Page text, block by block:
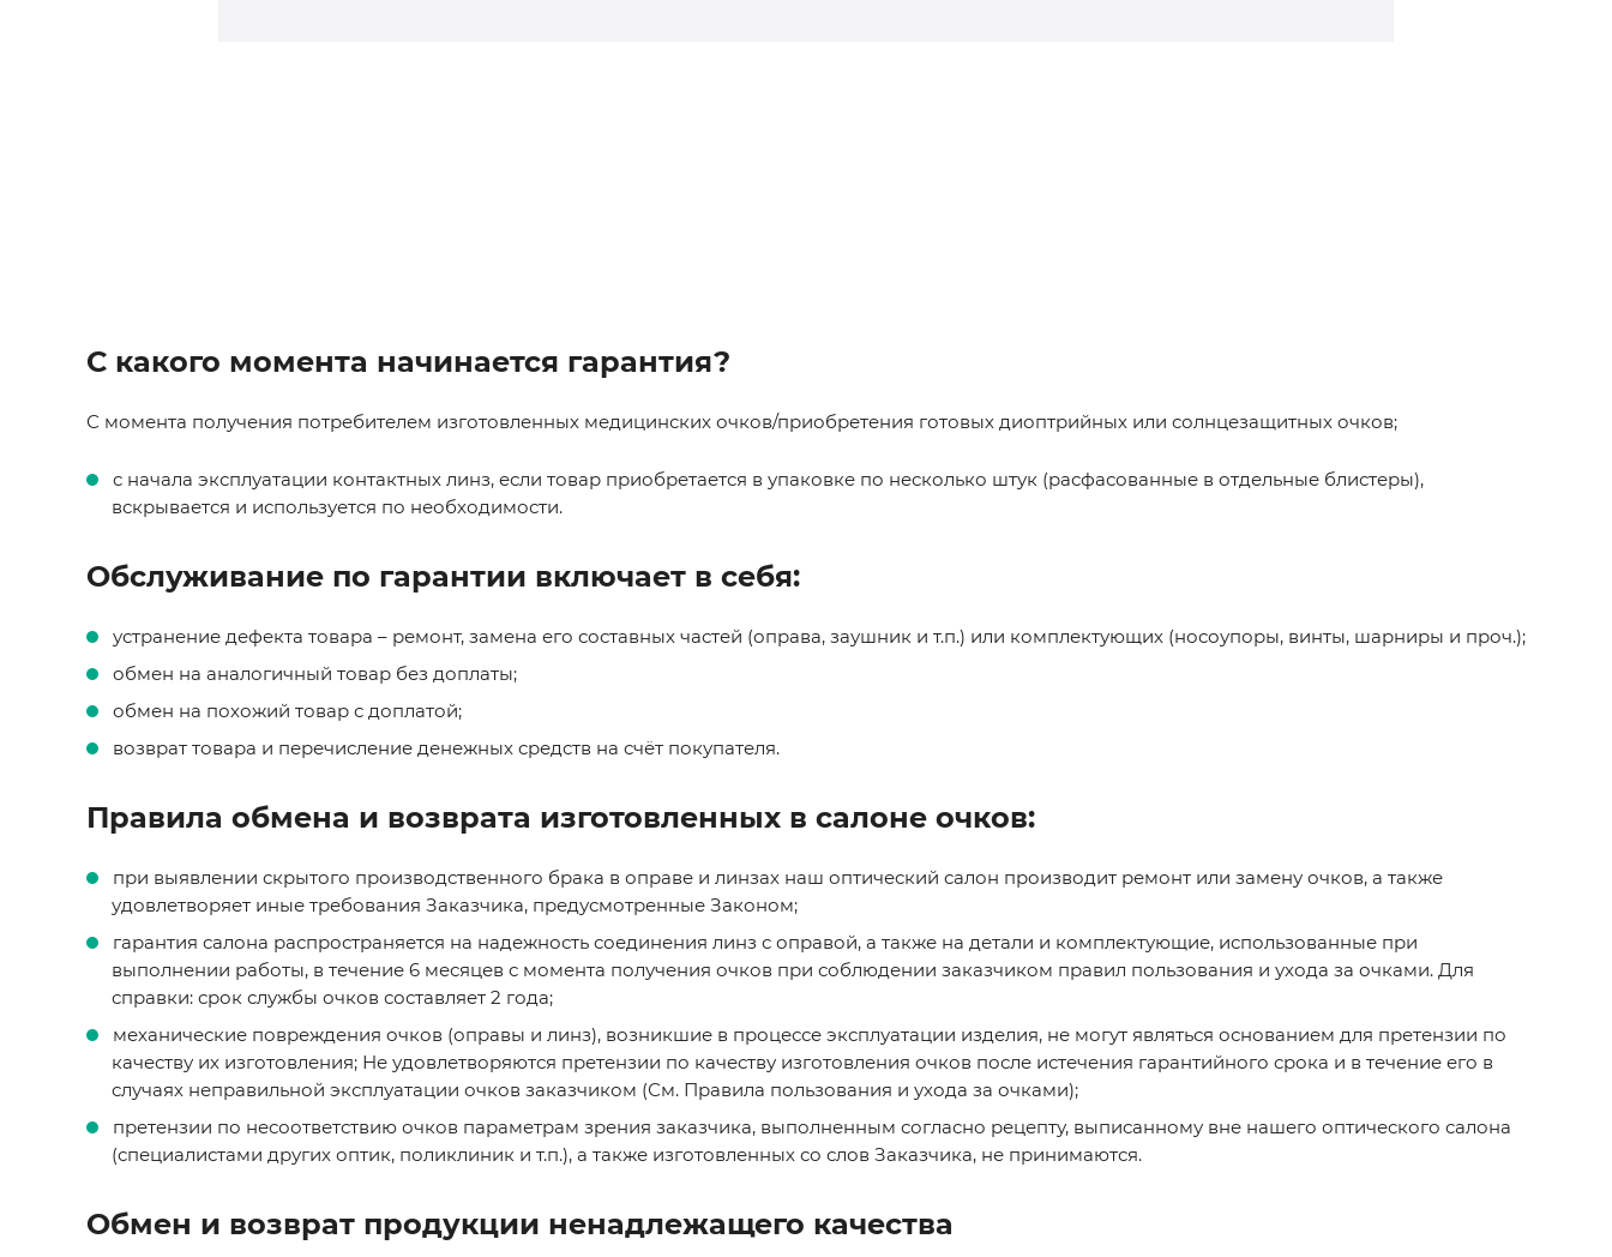
С какого момента начинается гарантия?
С момента получения потребителем изготовленных медицинских очков/приобретения готовых диоптрийных или солнцезащитных очков;
с начала эксплуатации контактных линз, если товар приобретается в упаковке по несколько штук (расфасованные в отдельные блистеры),
вскрывается и используется по необходимости.
Обслуживание по гарантии включает в себя:
устранение дефекта товара – ремонт, замена его составных частей (оправа, заушник и т.п.) или комплектующих (носоупоры, винты, шарниры и проч.);
обмен на аналогичный товар без доплаты;
обмен на похожий товар с доплатой;
возврат товара и перечисление денежных средств на счёт покупателя.
Правила обмена и возврата изготовленных в салоне очков:
при выявлении скрытого производственного брака в оправе и линзах наш оптический салон производит ремонт или замену очков, а также
удовлетворяет иные требования Заказчика, предусмотренные Законом;
гарантия салона распространяется на надежность соединения линз с оправой, а также на детали и комплектующие, использованные при
выполнении работы, в течение 6 месяцев с момента получения очков при соблюдении заказчиком правил пользования и ухода за очками. Для
справки: срок службы очков составляет 2 года;
механические повреждения очков (оправы и линз), возникшие в процессе эксплуатации изделия, не могут являться основанием для претензии по
качеству их изготовления; Не удовлетворяются претензии по качеству изготовления очков после истечения гарантийного срока и в течение его в
случаях неправильной эксплуатации очков заказчиком (См. Правила пользования и ухода за очками);
претензии по несоответствию очков параметрам зрения заказчика, выполненным согласно рецепту, выписанному вне нашего оптического салона
(специалистами других оптик, поликлиник и т.п.), а также изготовленных со слов Заказчика, не принимаются.
Обмен и возврат продукции ненадлежащего качества